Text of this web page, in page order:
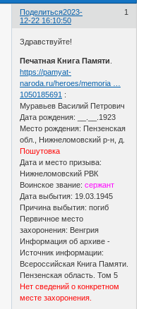
Поделиться 1
2023-
12-22 16:10:50
Здравствуйте!
Печатная Книга Памяти
https://pamyat-
naroda.ru/heroes/memoria …
1050185691 :
Муравьев Василий Петрович
Дата рождения: __.__.1923
Место рождения: Пензенская
обл., Нижнеломовский р-н, д.
Пошутовка
Дата и место призыва:
Нижнеломовский РВК
Воинское звание:сержант
Дата выбытия: 19.03.1945
Причина выбытия: погиб
Первичное место
захоронения: Венгрия
Информация об архиве -
Источник информации:
Всероссийская Книга Памяти.
Пензенская область. Том 5
Нет сведений о конкретном
месте захоронения.